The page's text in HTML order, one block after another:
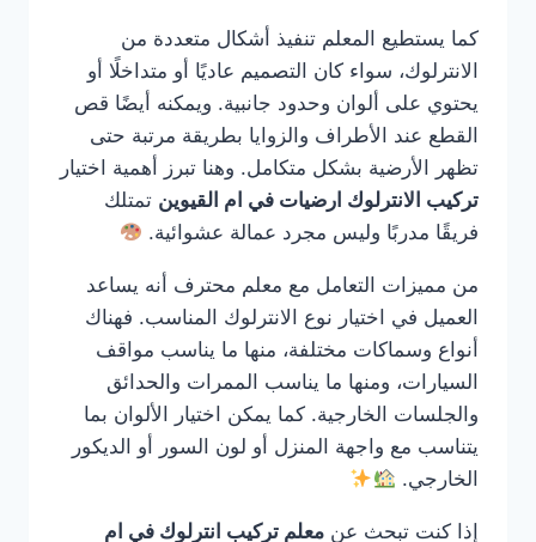
كما يستطيع المعلم تنفيذ أشكال متعددة من
الانترلوك، سواء كان التصميم عاديًا أو متداخلًا أو
يحتوي على ألوان وحدود جانبية. ويمكنه أيضًا قص
القطع عند الأطراف والزوايا بطريقة مرتبة حتى
تظهر الأرضية بشكل متكامل. وهنا تبرز أهمية اختيار
تركيب الانترلوك ارضيات في ام القيوين تمتلك
فريقًا مدربًا وليس مجرد عمالة عشوائية.
من مميزات التعامل مع معلم محترف أنه يساعد
العميل في اختيار نوع الانترلوك المناسب. فهناك
أنواع وسماكات مختلفة، منها ما يناسب مواقف
السيارات، ومنها ما يناسب الممرات والحدائق
والجلسات الخارجية. كما يمكن اختيار الألوان بما
يتناسب مع واجهة المنزل أو لون السور أو الديكور
الخارجي.
إذا كنت تبحث عن معلم تركيب انترلوك في ام